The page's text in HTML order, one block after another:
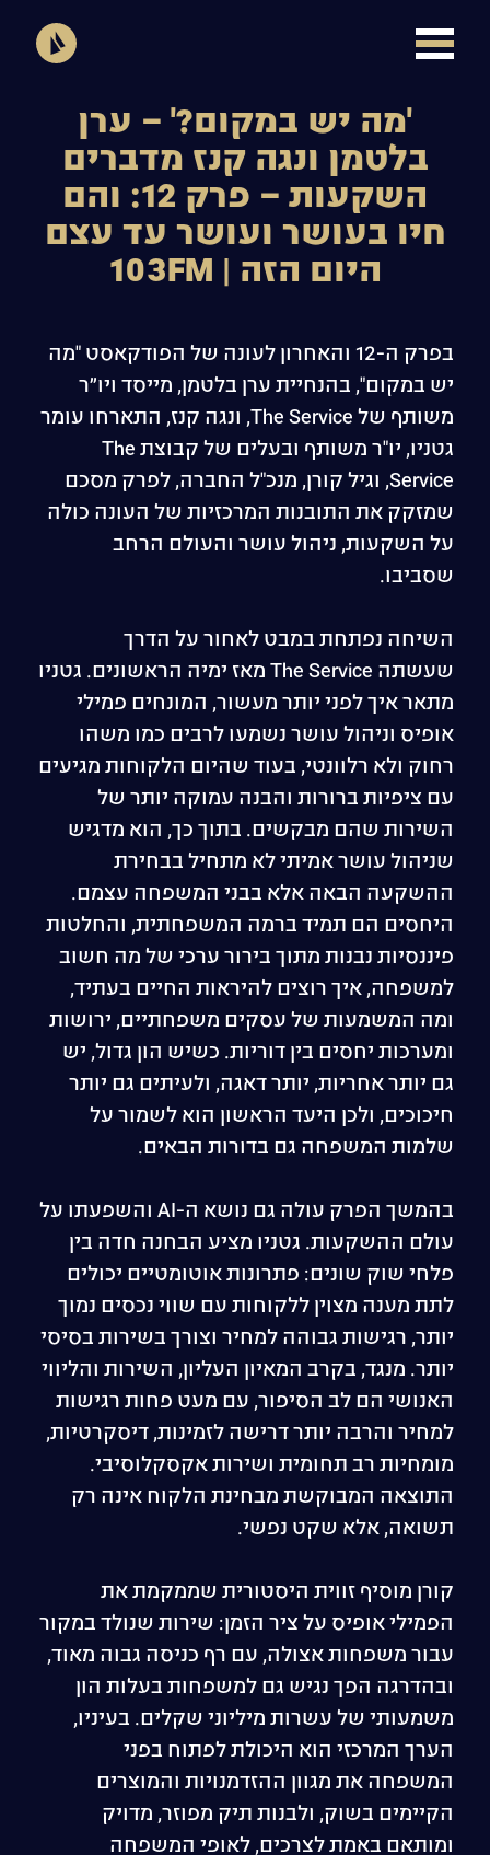
'מה יש במקום?' – ערן
בלטמן ונגה קנז מדברים
השקעות – פרק 12: והם
חיו בעושר ועושר עד עצם
היום הזה | 103FM
בפרק ה-12 והאחרון לעונה של הפודקאסט "מה
יש במקום", בהנחיית ערן בלטמן, מייסד ויו״ר
משותף של The Service, ונגה קנז, התארחו עומר
גטניו, יו"ר משותף ובעלים של קבוצת The
Service, וגיל קורן, מנכ"ל החברה, לפרק מסכם
שמזקק את התובנות המרכזיות של העונה כולה
על השקעות, ניהול עושר והעולם הרחב
שסביבו.
השיחה נפתחת במבט לאחור על הדרך
שעשתה The Service מאז ימיה הראשונים. גטניו
מתאר איך לפני יותר מעשור, המונחים פמילי
אופיס וניהול עושר נשמעו לרבים כמו משהו
רחוק ולא רלוונטי, בעוד שהיום הלקוחות מגיעים
עם ציפיות ברורות והבנה עמוקה יותר של
השירות שהם מבקשים. בתוך כך, הוא מדגיש
שניהול עושר אמיתי לא מתחיל בבחירת
ההשקעה הבאה אלא בבני המשפחה עצמם.
היחסים הם תמיד ברמה המשפחתית, והחלטות
פיננסיות נבנות מתוך בירור ערכי של מה חשוב
למשפחה, איך רוצים להיראות החיים בעתיד,
ומה המשמעות של עסקים משפחתיים, ירושות
ומערכות יחסים בין דוריות. כשיש הון גדול, יש
גם יותר אחריות, יותר דאגה, ולעיתים גם יותר
חיכוכים, ולכן היעד הראשון הוא לשמור על
שלמות המשפחה גם בדורות הבאים.
בהמשך הפרק עולה גם נושא ה-AI והשפעתו על
עולם ההשקעות. גטניו מציע הבחנה חדה בין
פלחי שוק שונים: פתרונות אוטומטיים יכולים
לתת מענה מצוין ללקוחות עם שווי נכסים נמוך
יותר, רגישות גבוהה למחיר וצורך בשירות בסיסי
יותר. מנגד, בקרב המאיון העליון, השירות והליווי
האנושי הם לב הסיפור, עם מעט פחות רגישות
למחיר והרבה יותר דרישה לזמינות, דיסקרטיות,
מומחיות רב תחומית ושירות אקסקלוסיבי.
התוצאה המבוקשת מבחינת הלקוח אינה רק
תשואה, אלא שקט נפשי.
קורן מוסיף זווית היסטורית שממקמת את
הפמילי אופיס על ציר הזמן: שירות שנולד במקור
עבור משפחות אצולה, עם רף כניסה גבוה מאוד,
ובהדרגה הפך נגיש גם למשפחות בעלות הון
משמעותי של עשרות מיליוני שקלים. בעיניו,
הערך המרכזי הוא היכולת לפתוח בפני
המשפחה את מגוון ההזדמנויות והמוצרים
הקיימים בשוק, ולבנות תיק מפוזר, מדויק
ומותאם באמת לצרכים, לאופי המשפחה